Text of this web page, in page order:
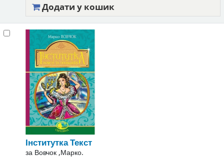
Додати у кошик
ІнституткаТекст
за Вовчок ,Марко.